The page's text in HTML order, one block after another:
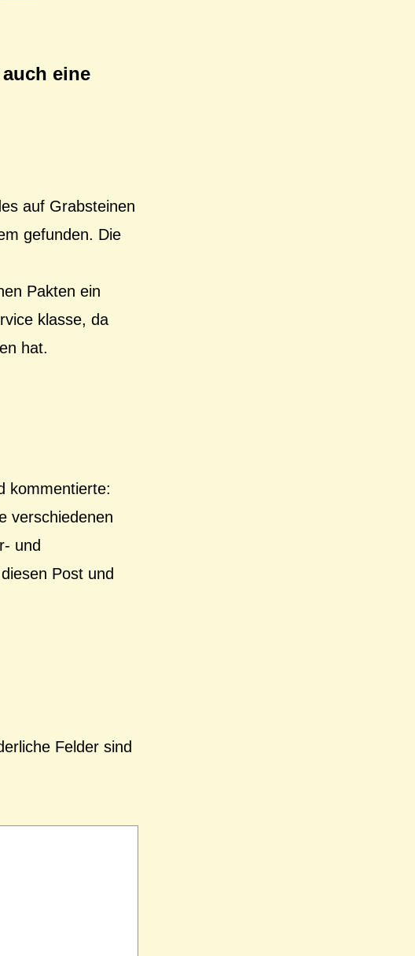
eine
auf Grabsteinen
gefunden. Die
Pakten ein
klasse, da
hat.
kommentierte:
verschiedenen
und
Post und
Felder sind